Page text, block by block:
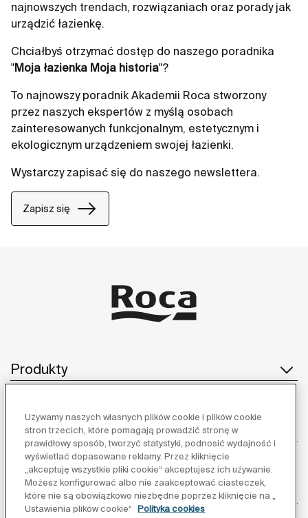
najnowszych trendach, rozwiązaniach oraz porady jak
urządzić łazienkę.
Chciałbyś otrzymać dostęp do naszego poradnika
"Moja łazienka Moja historia"?
To najnowszy poradnik Akademii Roca stworzony
przez naszych ekspertów z myślą osobach
zainteresowanych funkcjonalnym, estetycznym i
ekologicznym urządzeniem swojej łazienki.
Wystarczy zapisać się do naszego newslettera.
Zapisz się
Produkty
Obsługa klienta
O nas
Używamy naszych własnych plików cookie i plików cookie
stron trzecich, które pomagają prowadzić stronę w
prawidłowy sposób, tworzyć statystyki, podnosić wydajność i
wyświetlać dopasowane reklamy. Przez kliknięcie
„akceptuję wszystkie pliki cookie“ akceptujesz ich używanie.
Możesz konfigurować albo nie zaakceptować ciasteczek,
które nie są obowiązkowo niezbędne poprzez kliknięcie na „
Ustawienia plików cookie“
Polityka cookies